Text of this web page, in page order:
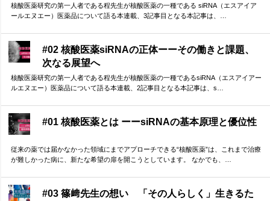
核酸医薬研究の第一人者である程先生が核酸医薬の一種である siRNA（エスアイア
ールエヌエー）医薬品について語る本連載、3記事目となる本記事は、…
#02 核酸医薬siRNAの正体ーーその働きと課題、
次なる展望へ
核酸医薬研究の第一人者である程先生が核酸医薬の一種であるsiRNA（エスアイアー
ルエヌエー）医薬品について語る本連載、2記事目となる本記事は、s…
#01 核酸医薬とは ーーsiRNAの基本原理と優位性
従来の薬では届かなかった領域にまでアプローチできる“核酸医薬”は、これまで治療
が難しかった病に、新たな希望の扉を開こうとしています。 なかでも、…
#03 篠﨑先生の想い 「その人らしく」生きるた